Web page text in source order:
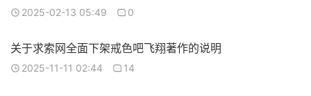
2025-02-13 05:49 0
关于求索网全面下架戒色吧飞翔著作的说明
2025-11-11 02:44 14